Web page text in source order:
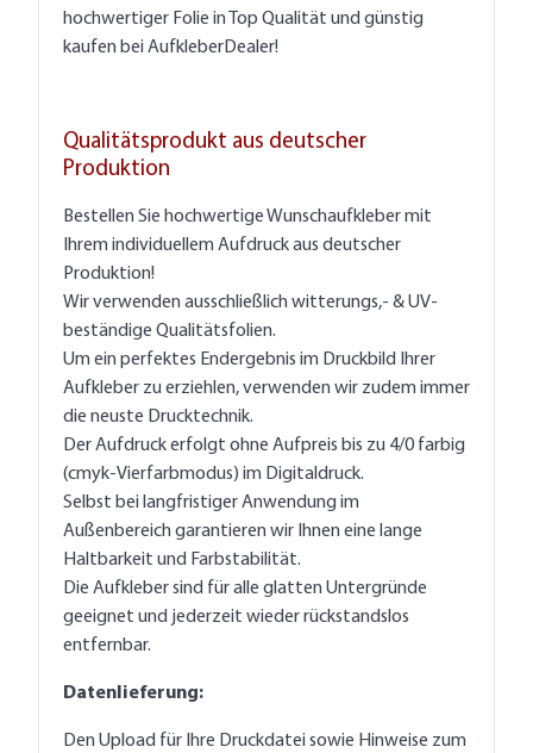
hochwertiger Folie in Top Qualität und günstig
kaufen bei AufkleberDealer!
Qualitätsprodukt aus deutscher
Produktion
Bestellen Sie hochwertige Wunschaufkleber mit
Ihrem individuellem Aufdruck aus deutscher
Produktion!
Wir verwenden ausschließlich witterungs,- & UV-
beständige Qualitätsfolien.
Um ein perfektes Endergebnis im Druckbild Ihrer
Aufkleber zu erziehlen, verwenden wir zudem immer
die neuste Drucktechnik.
Der Aufdruck erfolgt ohne Aufpreis bis zu 4/0 farbig
(cmyk-Vierfarbmodus) im Digitaldruck.
Selbst bei langfristiger Anwendung im
Außenbereich garantieren wir Ihnen eine lange
Haltbarkeit und Farbstabilität.
Die Aufkleber sind für alle glatten Untergründe
geeignet und jederzeit wieder rückstandslos
entfernbar.
Datenlieferung:
Den Upload für Ihre Druckdatei sowie Hinweise zum